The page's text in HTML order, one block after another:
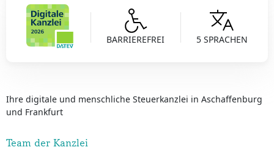
BARRIEREFREI 5 SPRACHEN
Ihre digitale und menschliche Steuerkanzlei in Aschaffenburg
und Frankfurt
Team der Kanzlei